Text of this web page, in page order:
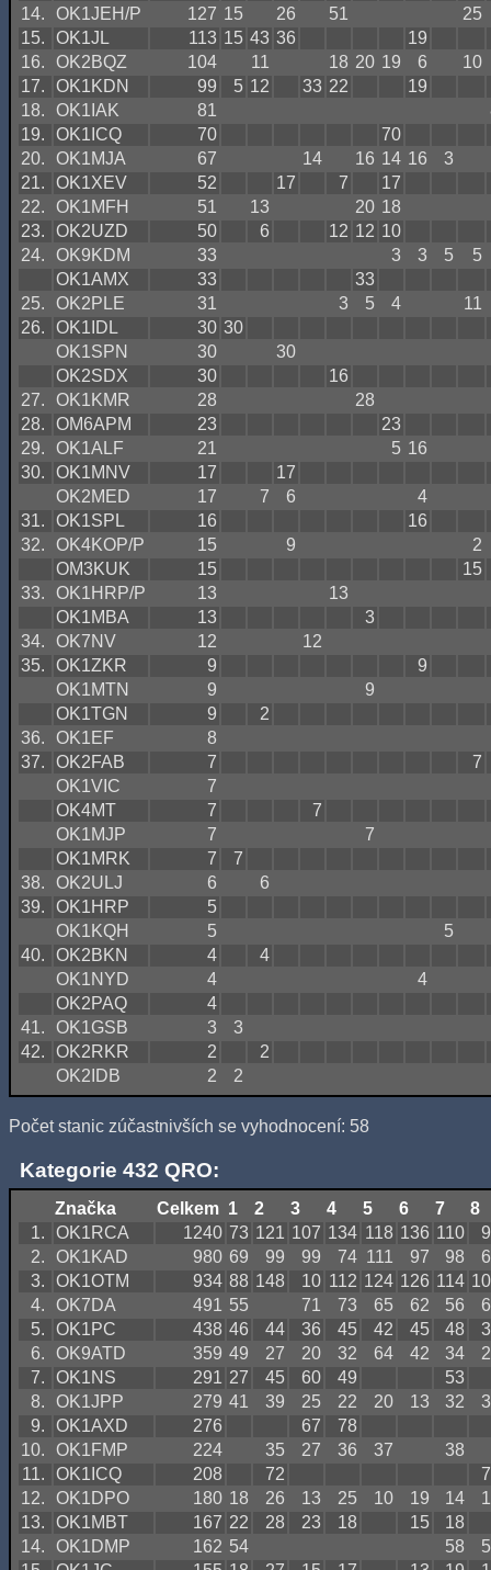
14.
OK1JEH/P 127 15 26 51
25
15.
OK1JL 113 15 43 36
19
16.
OK2BQZ 104 11 18 20 19 6
10
17.
OK1KDN 99 5 12 33 22
19
18.
OK1IAK 81
19.
OK1ICQ 70
70
20.
OK1MJA 67 14 16 14 16
3
21.
OK1XEV 52 17 7
17
22.
OK1MFH 51 13 20 18
23.
OK2UZD 50 6 12 12 10
24.
OK9KDM 33 3 3 5
5
OK1AMX
33
33
25.
OK2PLE 31 3 5 4
11
26.
OK1IDL 30 30
OK1SPN
30
30
OK2SDX
30
16
27.
OK1KMR 28
28
28.
OM6APM 23
23
29.
OK1ALF 21 5 16
30.
OK1MNV 17
17
OK2MED
17 7 6
4
31.
OK1SPL 16
16
32.
OK4KOP/P 15 9
2
OM3KUK
15
15
33.
OK1HRP/P 13
13
OK1MBA
13 3
34.
OK7NV 12
12
35.
OK1ZKR 9
9
OK1MTN
9
9
OK1TGN
9
2
36.
OK1EF
8
37.
OK2FAB 7
7
OK1VIC
7
OK4MT
7
7
OK1MJP
7
7
OK1MRK
7
7
38.
OK2ULJ 6
6
39.
OK1HRP
5
OK1KQH
5
5
40.
OK2BKN 4
4
OK1NYD
4
4
OK2PAQ
4
41.
OK1GSB 3
3
42.
OK2RKR 2
2
OK2IDB
2 2
Počet stanic zúčastnivších se vyhodnocení: 58
Kategorie 432 QRO:
Značka Celkem 1 2 3 4 5 6 7
8
1.
OK1RCA 1240 73 121 107 134 118 136 110
2.
OK1KAD 980 69 99 99 74 111 97 98
3.
OK1OTM 934 88 148 10 112 124 126 114
4.
OK7DA 491 55 71 73 65 62 56
5.
OK1PC 438 46 44 36 45 42 45 48
6.
OK9ATD 359 49 27 20 32 64 42 34
7.
OK1NS 291 27 45 60 49
53
8.
OK1JPP 279 41 39 25 22 20 13 32
9.
OK1AXD 276 67
78
10.
OK1FMP 224 35 27 36 37
38
11.
OK1ICQ 208 72
12.
OK1DPO 180 18 26 13 25 10 19 14
13.
OK1MBT 167 22 28 23 18 15
18
14.
OK1DMP 162 54 58